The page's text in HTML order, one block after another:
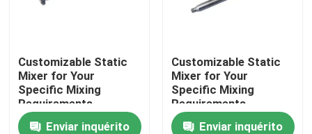
Controle da qualidade
Contate-nos
Customizable Static
Mixer for Your
Specific Mixing
Requirements
Enviar inquérito
Customizable Static
Mixer for Your
Specific Mixing
Requirements
Enviar inquérito